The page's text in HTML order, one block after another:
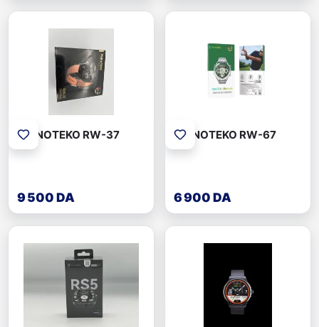
HAINOTEKO RW-37
9 500 DA
HAINOTEKO RW-67
6 900 DA